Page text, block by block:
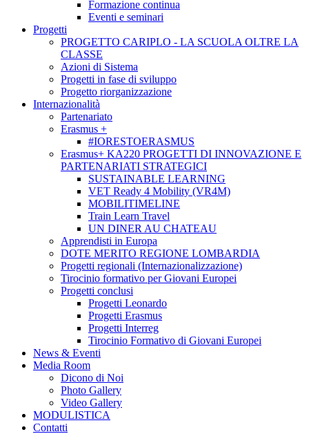
Formazione continua
Eventi e seminari
Progetti
PROGETTO CARIPLO - LA SCUOLA OLTRE LA
CLASSE
Azioni di Sistema
Progetti in fase di sviluppo
Progetto riorganizzazione
Internazionalità
Partenariato
Erasmus +
#IORESTOERASMUS
Erasmus+ KA220 PROGETTI DI INNOVAZIONE E
PARTENARIATI STRATEGICI
SUSTAINABLE LEARNING
VET Ready 4 Mobility (VR4M)
MOBILITIMELINE
Train Learn Travel
UN DINER AU CHATEAU
Apprendisti in Europa
DOTE MERITO REGIONE LOMBARDIA
Progetti regionali (Internazionalizzazione)
Tirocinio formativo per Giovani Europei
Progetti conclusi
Progetti Leonardo
Progetti Erasmus
Progetti Interreg
Tirocinio Formativo di Giovani Europei
News & Eventi
Media Room
Dicono di Noi
Photo Gallery
Video Gallery
MODULISTICA
Contatti